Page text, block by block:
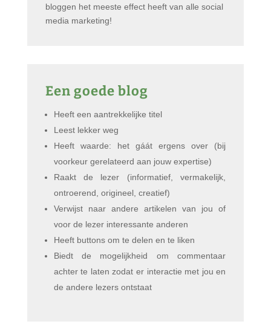
bloggen het meeste effect heeft van alle social
media marketing!
Een goede blog
Heeft een aantrekkelijke titel
Leest lekker weg
Heeft waarde: het gáát ergens over (bij
voorkeur gerelateerd aan jouw expertise)
Raakt de lezer (informatief, vermakelijk,
ontroerend, origineel, creatief)
Verwijst naar andere artikelen van jou of
voor de lezer interessante anderen
Heeft buttons om te delen en te liken
Biedt de mogelijkheid om commentaar
achter te laten zodat er interactie met jou en
de andere lezers ontstaat